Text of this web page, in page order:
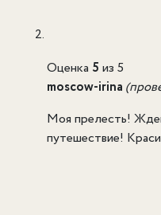
Оценка 5 из 5
moscow-irina
Моя прелесть!
путешествие!